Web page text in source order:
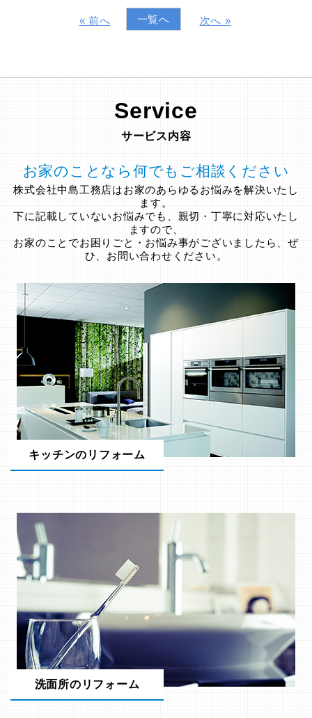
« 前へ 一覧へ 次へ »
Service
サービス内容
お家のことなら何でもご相談ください
株式会社中島工務店はお家のあらゆるお悩みを解決いたし
ます。
下に記載していないお悩みでも、親切・丁寧に対応いたし
ますので、
お家のことでお困りごと・お悩み事がございましたら、ぜ
ひ、お問い合わせください。
キッチンのリフォーム
洗面所のリフォーム